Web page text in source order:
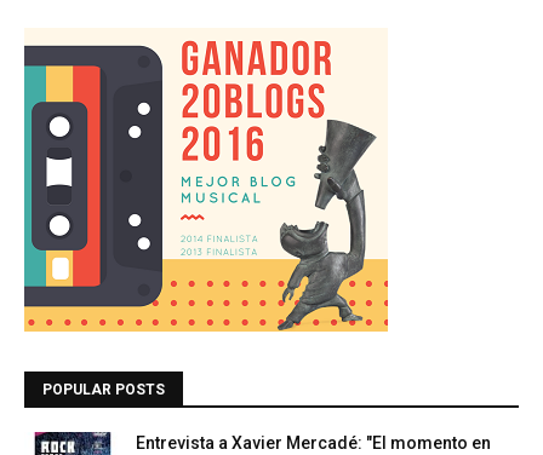
POPULAR POSTS
Entrevista a Xavier Mercadé: "El momento en